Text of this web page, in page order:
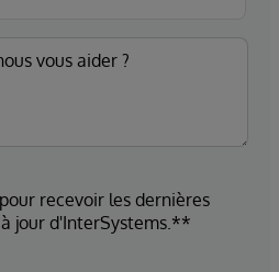
recevoir les dernières
jour d'InterSystems.**